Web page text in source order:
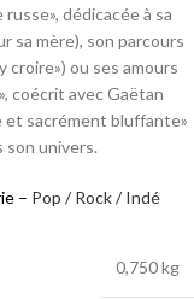
dédicacée à sa
sa mère), son parcours
croire») ou ses amours
coécrit avec Gaëtan
et sacrément bluffante»
son univers.
– Pop / Rock / Indé
0,750 kg